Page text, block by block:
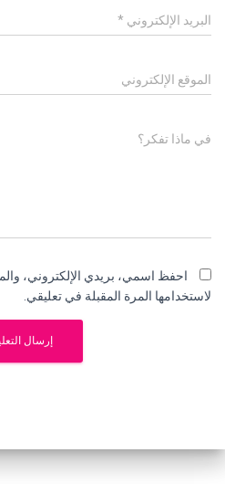
البريد الإلكتروني *
الموقع الإلكتروني
في ماذا تفكر؟
احفظ اسمي، بريدي الإلكتروني،
لاستخدامها المرة المقبلة في تعليقي.